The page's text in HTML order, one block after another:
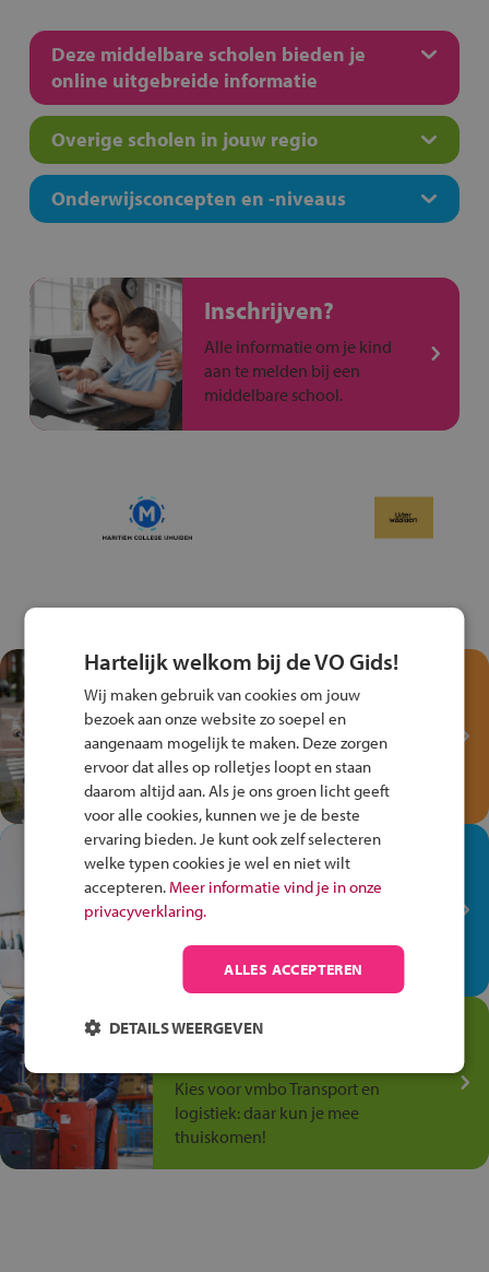
Deze middelbare scholen bieden je
online uitgebreide informatie
Overige scholen in jouw regio
Onderwijsconcepten en -niveaus
Inschrijven?
Alle informatie om je kind
aan te melden bij een
middelbare school.
Test je kennis met het
Fiets Veilig
Verkeersspel!
Speel het Fiets Veilig Verkeersspel
en win een Cortina-fiets!
In de winkel ben je op je
plek!
Ontdek via het vmbo jouw talent
op de winkelvloer, waar elke dag
anders is!
Jouw talent in de
Kies voor vmbo Transport en
logistiek: daar kun je mee
thuiskomen!
Hartelijk welkom bij de VO Gids!
Wij maken gebruik van cookies om jouw
bezoek aan onze website zo soepel en
aangenaam mogelijk te maken. Deze zorgen
ervoor dat alles op rolletjes loopt en staan
daarom altijd aan. Als je ons groen licht geeft
voor alle cookies, kunnen we je de beste
ervaring bieden. Je kunt ook zelf selecteren
welke typen cookies je wel en niet wilt
accepteren. Meer informatie vind je in onze
privacyverklaring.
ALLES ACCEPTEREN
DETAILS WEERGEVEN